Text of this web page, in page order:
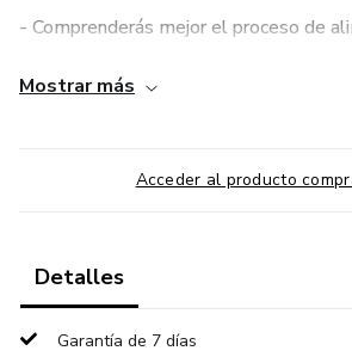
- Comprenderás mejor el proceso de
provocar alteraciones en el futuro
- Podrás promover un desarrollo
- Aprenderás herramientas prácticas y
expertos para aplicar en la vida diaria
Mostrar más
Acceder al producto
Detalles
Garantía de 7 días